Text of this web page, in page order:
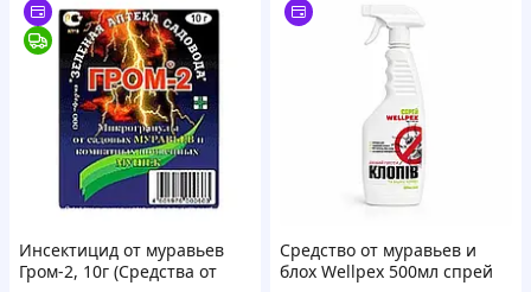
Инсектицид от муравьев
Гром-2, 10г (Средства от
Средство от муравьев и
блох Wellpex 500мл спрей